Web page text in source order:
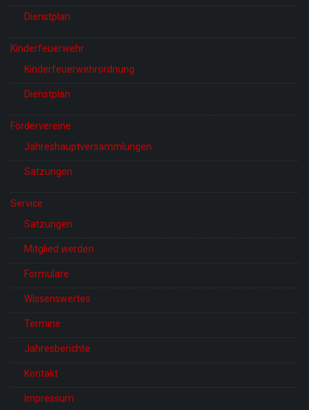
Dienstplan
Kinderfeuerwehr
Kinderfeuerwehrordnung
Dienstplan
Fördervereine
Jahreshauptversammlungen
Satzungen
Service
Satzungen
Mitglied werden
Formulare
Wissenswertes
Termine
Jahresberichte
Kontakt
Impressum